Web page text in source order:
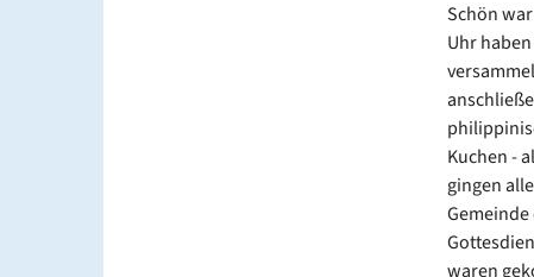
Schön
Uhr
Kuchen -
gingen
waren